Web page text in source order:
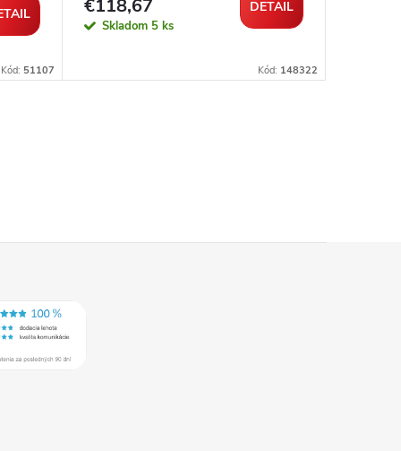
Kód: 51107
€118,67
Skladom 5 ks
DETAIL
Kód: 148322